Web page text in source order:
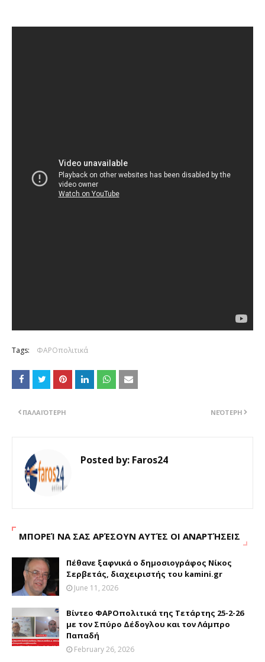
Tags: ΦΑΡΟπολιτικά
ΝΕΌΤΕΡΗ
ΠΑΛΑΙΌΤΕΡΗ
Posted by: Faros24
ΜΠΟΡΕΊ ΝΑ ΣΑΣ ΑΡΈΣΟΥΝ ΑΥΤΈΣ ΟΙ ΑΝΑΡΤΉΣΕΙΣ
Πέθανε ξαφνικά ο δημοσιογράφος Νίκος
Σερβετάς, διαχειριστής του kamini.gr
June 11, 2026
Βίντεο ΦΑΡΟπολιτικά της Τετάρτης 25-2-26
με τον Σπύρο Δέδογλου και τον Λάμπρο
Παπαδή
February 26, 2026